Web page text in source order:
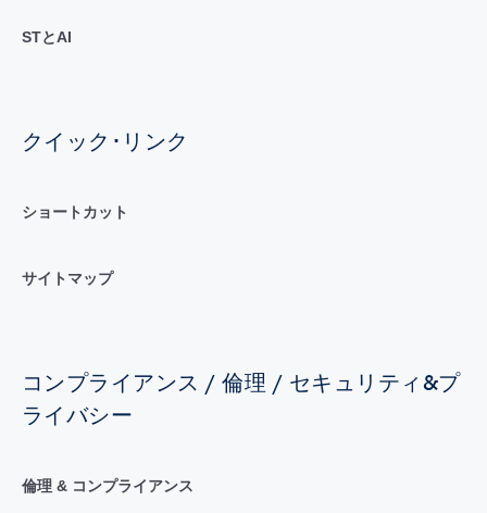
STとAI
クイック･リンク
ショートカット
サイトマップ
コンプライアンス / 倫理 / セキュリティ&プ
ライバシー
倫理 & コンプライアンス